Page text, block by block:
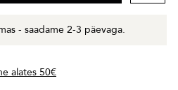
- saadame 2-3 päevaga.
alates 50€